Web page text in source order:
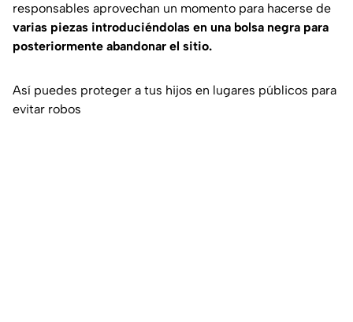
responsables aprovechan un momento para hacerse de
varias piezas introduciéndolas en una bolsa negra para
posteriormente abandonar el sitio.
Así puedes proteger a tus hijos en lugares públicos para
evitar robos